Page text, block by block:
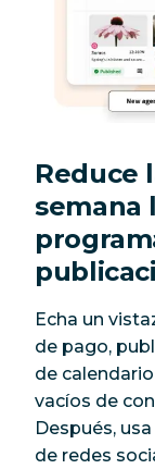
Reduce
semana
Echa un
de pago,
de
vacíos de
Después,
de redes